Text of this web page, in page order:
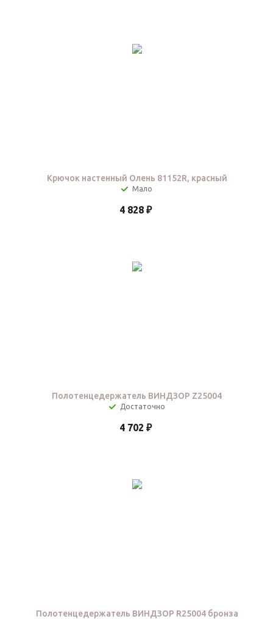
Крючок настенный Олень 81152R, красный
Мало
4 828 ₽
Полотенцедержатель ВИНДЗОР Z25004
Достаточно
4 702 ₽
Полотенцедержатель ВИНДЗОР R25004 бронза